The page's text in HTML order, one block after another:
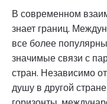
В современном
знает границ.
все более
значимые связи с
стран. Независимо
душу в другой